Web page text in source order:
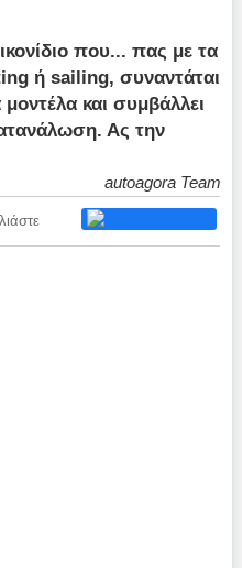
που... πας με τα
ή sailing, συναντάται
και συμβάλλει
Ας την
autoagora Team